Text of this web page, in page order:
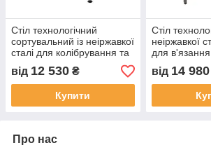
Стіл технологічний
сортувальний із неіржавкої
сталі для колібрування та
сортування ягід
від 12 530 ₴
Купити
Стіл
неіржавкої
для
від 14 980
Про нас